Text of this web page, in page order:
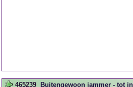
465239 Buitengewoon jammer - tot